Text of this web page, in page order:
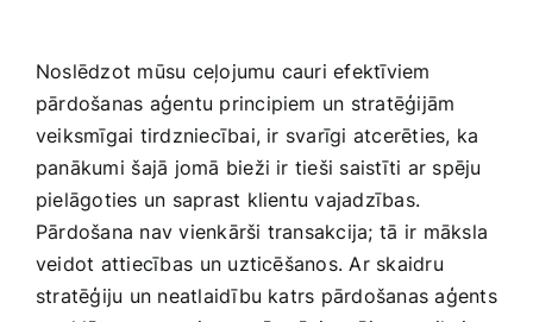
Noslēdzot mūsu ceļojumu cauri efektīviem
pārdošanas​ aģentu principiem un stratēģijām
veiksmīgai tirdzniecībai, ir svarīgi atcerēties, ka
panākumi⁣ šajā jomā bieži ir tieši saistīti ar spēju
pielāgoties un saprast klientu vajadzības.
Pārdošana nav vienkārši transakcija; tā⁢ ir māksla
veidot attiecības⁢ un‍ uzticēšanos. Ar skaidru
stratēģiju un neatlaidību katrs pārdošanas aģents